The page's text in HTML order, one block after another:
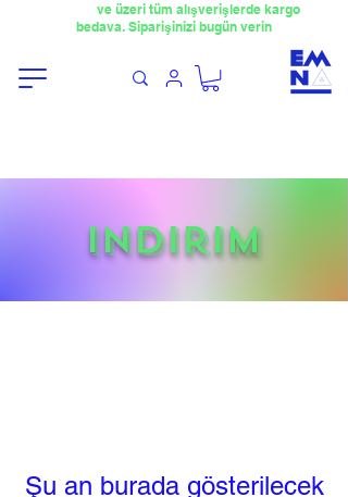
ve üzeri tüm alışverişlerde kargo
bedava. Siparişinizi bugün verin
indirim
Şu an burada gösterilecek